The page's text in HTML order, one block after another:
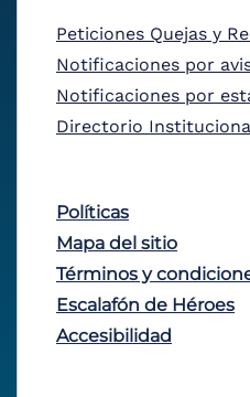
Peticiones Quejas y
Notificaciones por
Notificaciones por
Directorio
Políticas
Mapa del sitio
Términos y
Escalafón de Héroes
Accesibilidad